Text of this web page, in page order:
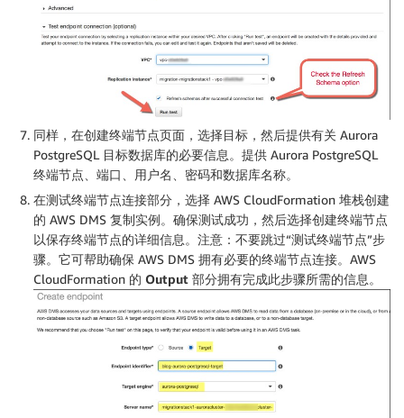
同样，在创建终端节点页面，选择目标 ，然后提供有关 Aurora
PostgreSQL 目标数据库的必要信息。提供 Aurora PostgreSQL
终端节点、端口、用户名、密码和数据库名称。
在测试终端节点连接部分，选择 AWS CloudFormation 堆栈创建
的 AWS DMS 复制实例。确保测试成功，然后选择创建终端节点
以保存终端节点的详细信息。 注意： 不要跳过“测试终端节点”步
骤。它可帮助确保 AWS DMS 拥有必要的终端节点连接。AWS
CloudFormation 的 Output 部分拥有完成此步骤所需的信息。